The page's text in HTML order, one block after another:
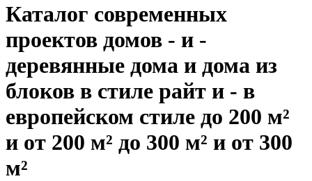
Каталог современных
проектов домов - и -
деревянные дома и дома из
блоков в стиле райт и - в
европейском стиле до 200 м²
и от 200 м² до 300 м² и от 300
м²